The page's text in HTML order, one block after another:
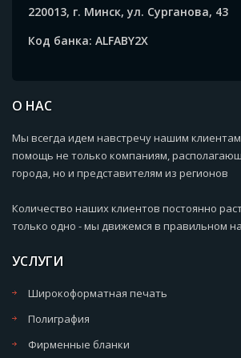
220013, г. Минск, ул. Сурганова, 43
Код банка: ALFABY2X
О НАС
Мы всегда идем навстречу нашим
помощь не только компаниям,
города, но и представителям из регионов
Количество наших клиентов постоянно
только одно - мы движемся в правильном
УСЛУГИ
Широкоформатная печать
Полиграфия
Фирменные бланки